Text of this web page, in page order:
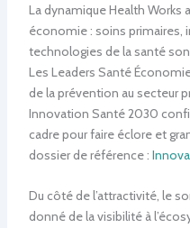
La dynamique Health
économie : soins primaires,
technologies de la santé
Les Leaders Santé
de la prévention au secteur
Innovation Santé 2030
cadre pour faire éclore et
dossier de référence :
Du côté de l’attractivité, le
donné de la visibilité à